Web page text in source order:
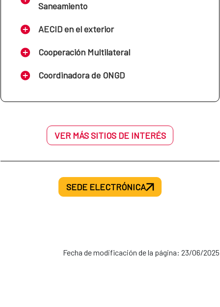
Saneamiento
AECID en el exterior
Cooperación Multilateral
Coordinadora de ONGD
VER MÁS SITIOS DE INTERÉS
SEDE ELECTRÓNICA
Fecha de modificación de la página: 23/06/2025